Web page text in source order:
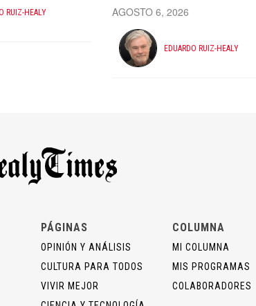
RUIZ-HEALY
AGOSTO 6, 2026
EDUARDO RUIZ-HEALY
PÁGINAS
OPINIÓN Y ANÁLISIS
CULTURA PARA TODOS
VIVIR MEJOR
COLUMNA
MI COLUMNA
MIS PROGRAMAS
COLABORADORES